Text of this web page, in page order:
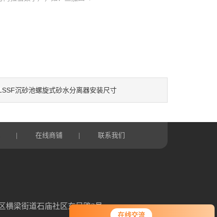
在线交流
沉砂池螺旋式砂水分离器安装尺寸
| 在线商铺 | 联系我们
横梁街道石庙社区东吴路3号